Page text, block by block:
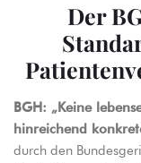
Der
BGH: „Keine
hinreichend
durch den